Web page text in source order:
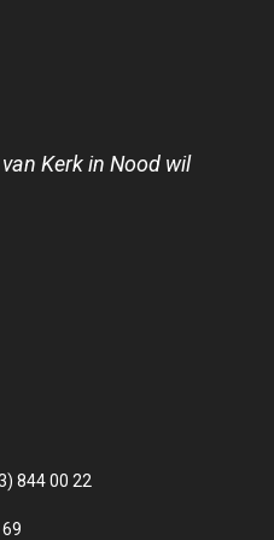
Kerk in Nood wil
844 00 22